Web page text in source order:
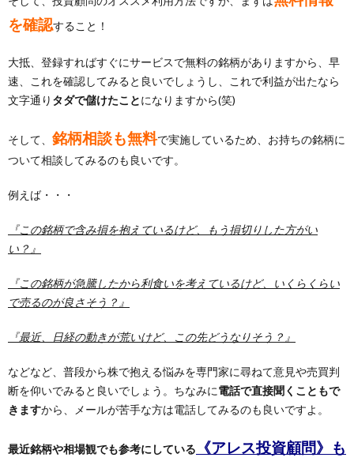
を確認すること！
大抵、登録すればすぐにサービスで無料の銘柄がありますから、早
速、これを確認してみると良いでしょうし、これで利益が出たなら
文字通り タダで儲けたことになりますから(笑)
そして、 銘柄相談も無料で実施しているため、お持ちの銘柄に
ついて相談してみるのも良いです。
例えば・・・
『この銘柄で含み損を抱えているけど、もう損切りした方がい
い？』
『この銘柄が急騰したから利食いを考えているけど、いくらくらい
で売るのが良さそう？』
『最近、日経の動きが荒いけど、この先どうなりそう？』
などなど、普段から株で抱える悩みを専門家に尋ねて意見や売買判
断を仰いでみると良いでしょう。ちなみに電話で直接聞くこともで
きますから、メールが苦手な方は電話してみるのも良いですよ。
最近銘柄や相場観でも参考にしている
《アレス投資顧問》も